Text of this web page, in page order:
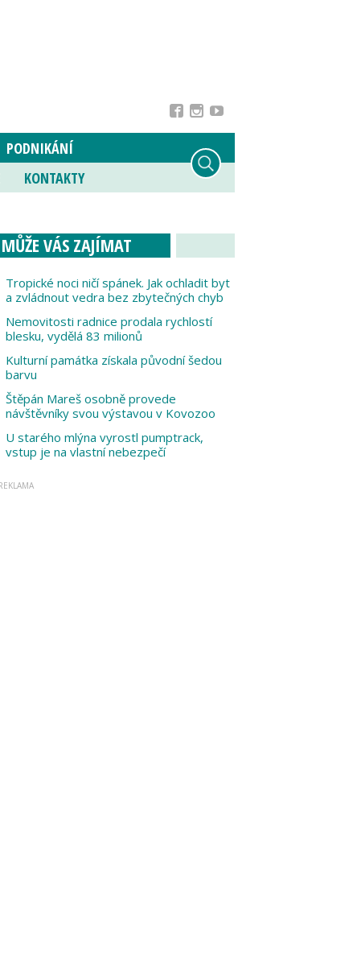
PODNIKÁNÍ
KONTAKTY
MŮŽE VÁS ZAJÍMAT
Tropické noci ničí spánek. Jak ochladit byt
a zvládnout vedra bez zbytečných chyb
Nemovitosti radnice prodala rychlostí
blesku, vydělá 83 milionů
Kulturní památka získala původní šedou
barvu
Štěpán Mareš osobně provede
návštěvníky svou výstavou v Kovozoo
U starého mlýna vyrostl pumptrack,
vstup je na vlastní nebezpečí